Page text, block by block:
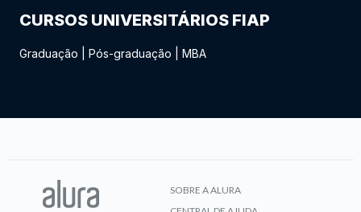
CURSOS UNIVERSITÁRIOS FIAP
Graduação Pós-graduação MBA
SOBRE A ALURA